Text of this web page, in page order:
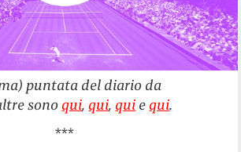
puntata del diario da
sono qui, qui, qui e qui.
***